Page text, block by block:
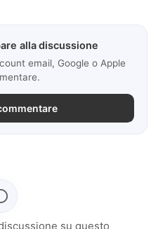
alla discussione
email, Google o Apple
su questo